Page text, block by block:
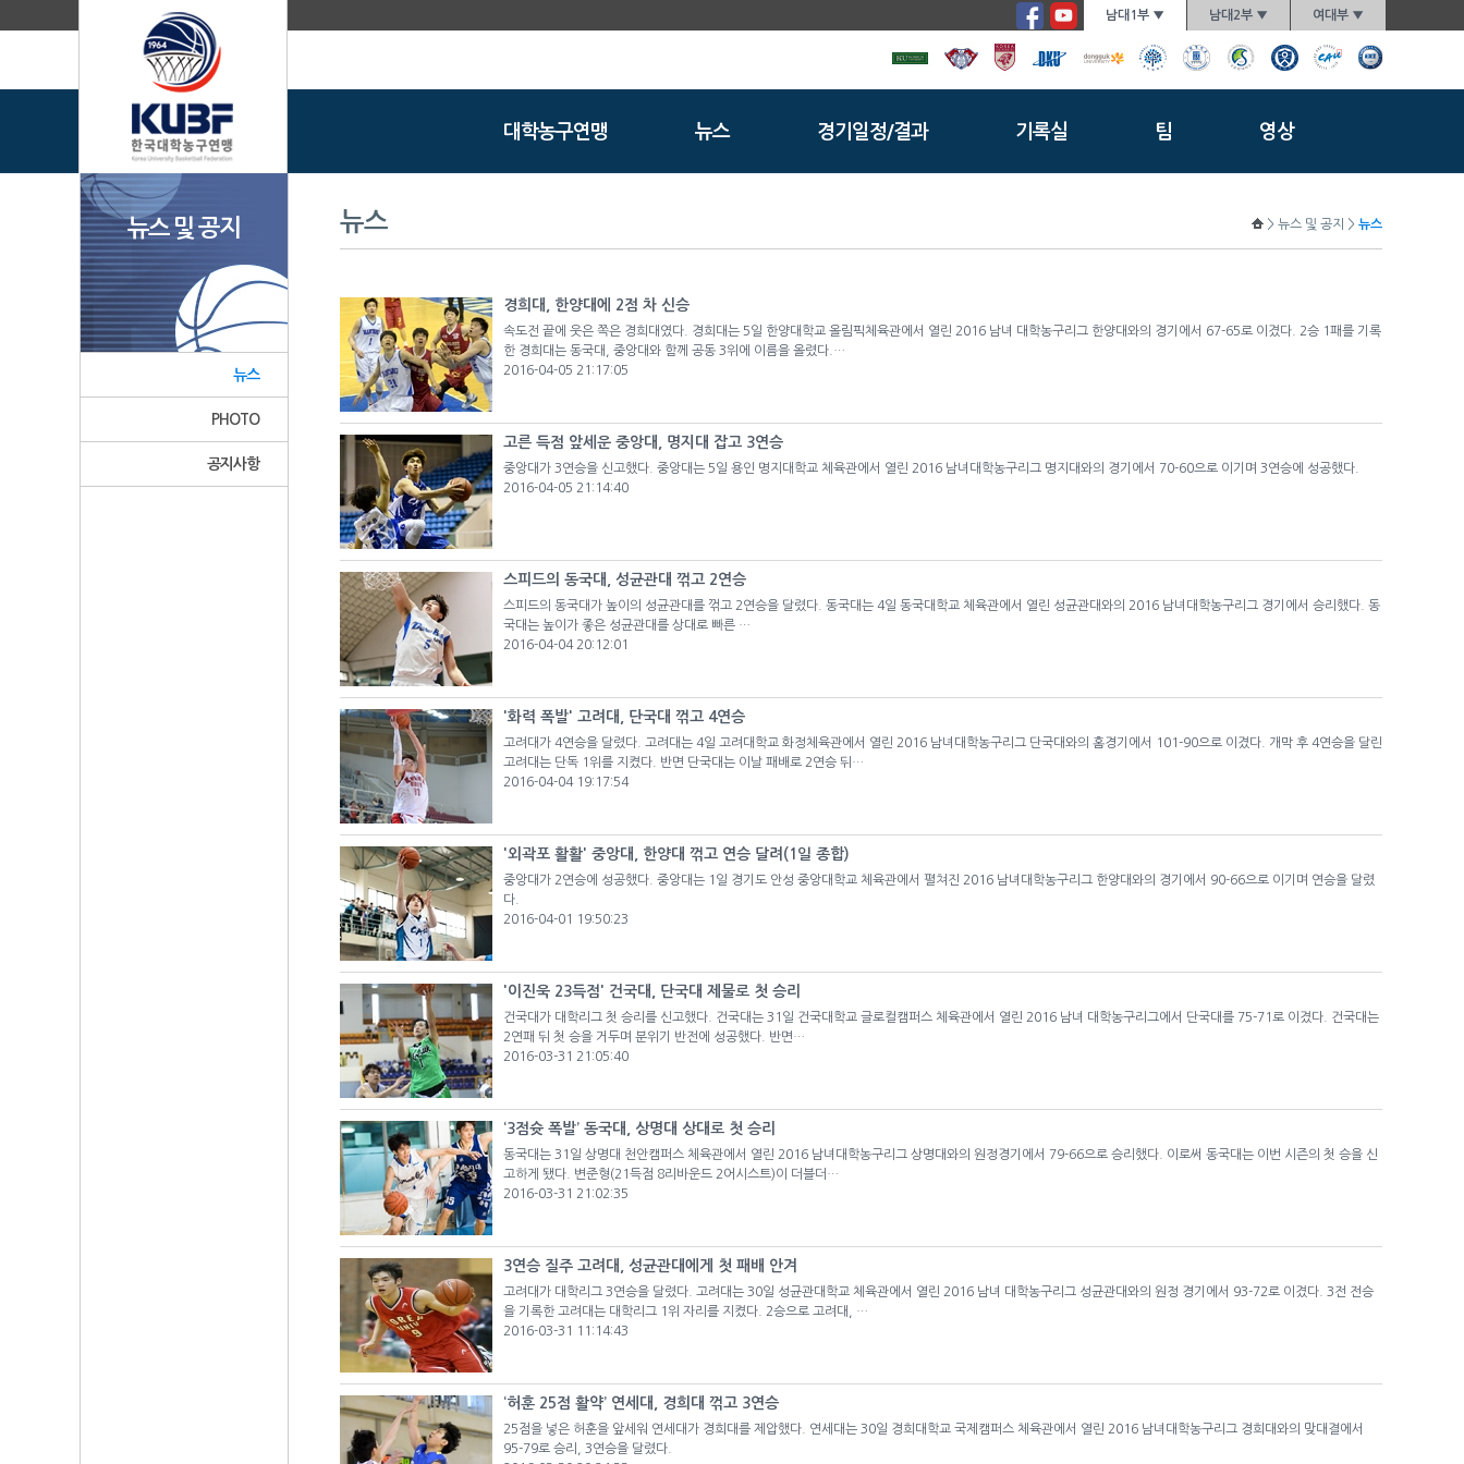
남대1부 ▼ 남대2부 ▼ 여대부 ▼
대학농구연맹 뉴스 경기일정/결과 기록실 팀 영상
뉴스 및 공지
뉴스
PHOTO
공지사항
뉴스 > 뉴스 및 공지 > 뉴스
경희대, 한양대에 2점 차 신승
속도전 끝에 웃은 쪽은 경희대였다. 경희대는 5일 한양대학교 올림픽체육관에서 열린 2016 남녀 대학농구리그 한양대와의 경기에서 67-65로 이겼다. 2승 1패를 기록
한 경희대는 동국대, 중앙대와 함께 공동 3위에 이름을 올렸다.…
2016-04-05 21:17:05
고른 득점 앞세운 중앙대, 명지대 잡고 3연승
중앙대가 3연승을 신고했다. 중앙대는 5일 용인 명지대학교 체육관에서 열린 2016 남녀대학농구리그 명지대와의 경기에서 70-60으로 이기며 3연승에 성공했다.
2016-04-05 21:14:40
스피드의 동국대, 성균관대 꺾고 2연승
스피드의 동국대가 높이의 성균관대를 꺾고 2연승을 달렸다. 동국대는 4일 동국대학교 체육관에서 열린 성균관대와의 2016 남녀대학농구리그 경기에서 승리했다. 동
국대는 높이가 좋은 성균관대를 상대로 빠른 …
2016-04-04 20:12:01
'화력 폭발' 고려대, 단국대 꺾고 4연승
고려대가 4연승을 달렸다. 고려대는 4일 고려대학교 화정체육관에서 열린 2016 남녀대학농구리그 단국대와의 홈경기에서 101-90으로 이겼다. 개막 후 4연승을 달린
고려대는 단독 1위를 지켰다. 반면 단국대는 이날 패배로 2연승 뒤…
2016-04-04 19:17:54
'외곽포 활활' 중앙대, 한양대 꺾고 연승 달려(1일 종합)
중앙대가 2연승에 성공했다. 중앙대는 1일 경기도 안성 중앙대학교 체육관에서 펼쳐진 2016 남녀대학농구리그 한양대와의 경기에서 90-66으로 이기며 연승을 달렸
다.
2016-04-01 19:50:23
'이진욱 23득점' 건국대, 단국대 제물로 첫 승리
건국대가 대학리그 첫 승리를 신고했다. 건국대는 31일 건국대학교 글로컬캠퍼스 체육관에서 열린 2016 남녀 대학농구리그에서 단국대를 75-71로 이겼다. 건국대는
2연패 뒤 첫 승을 거두며 분위기 반전에 성공했다. 반면…
2016-03-31 21:05:40
‘3점슛 폭발’ 동국대, 상명대 상대로 첫 승리
동국대는 31일 상명대 천안캠퍼스 체육관에서 열린 2016 남녀대학농구리그 상명대와의 원정경기에서 79-66으로 승리했다. 이로써 동국대는 이번 시즌의 첫 승을 신
고하게 됐다. 변준형(21득점 8리바운드 2어시스트)이 더블더…
2016-03-31 21:02:35
3연승 질주 고려대, 성균관대에게 첫 패배 안겨
고려대가 대학리그 3연승을 달렸다. 고려대는 30일 성균관대학교 체육관에서 열린 2016 남녀 대학농구리그 성균관대와의 원정 경기에서 93-72로 이겼다. 3전 전승
을 기록한 고려대는 대학리그 1위 자리를 지켰다. 2승으로 고려대, …
2016-03-31 11:14:43
‘허훈 25점 활약’ 연세대, 경희대 꺾고 3연승
25점을 넣은 허훈을 앞세워 연세대가 경희대를 제압했다. 연세대는 30일 경희대학교 국제캠퍼스 체육관에서 열린 2016 남녀대학농구리그 경희대와의 맞대결에서
95-79로 승리, 3연승을 달렸다.